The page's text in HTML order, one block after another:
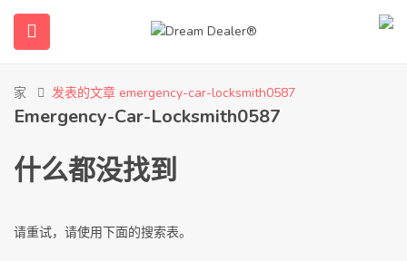
家 发表的文章 emergency-car-locksmith0587
Emergency-Car-Locksmith0587
什么都没找到
请重试，请使用下面的搜索表。